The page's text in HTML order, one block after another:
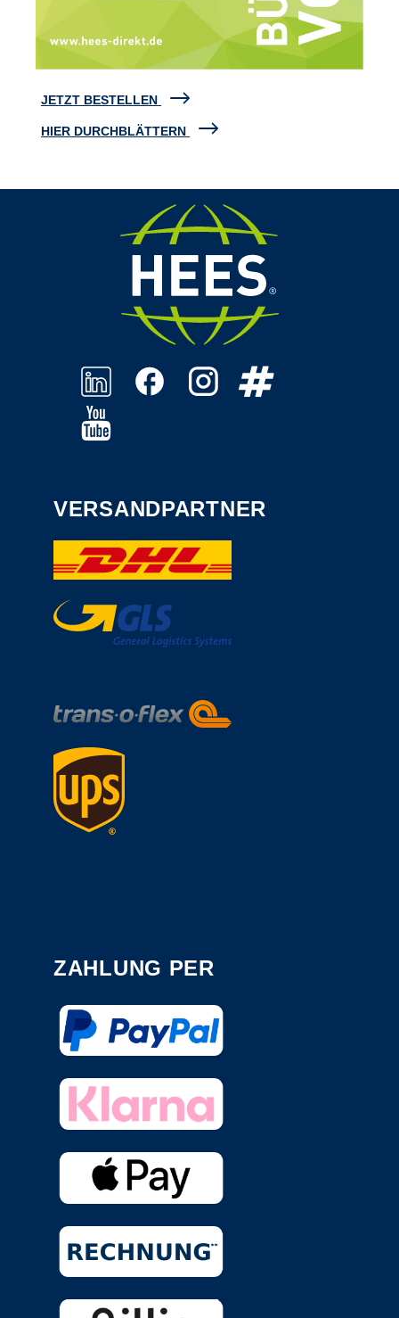
JETZT BESTELLEN
HIER DURCHBLÄTTERN
VERSANDPARTNER
ZAHLUNG PER